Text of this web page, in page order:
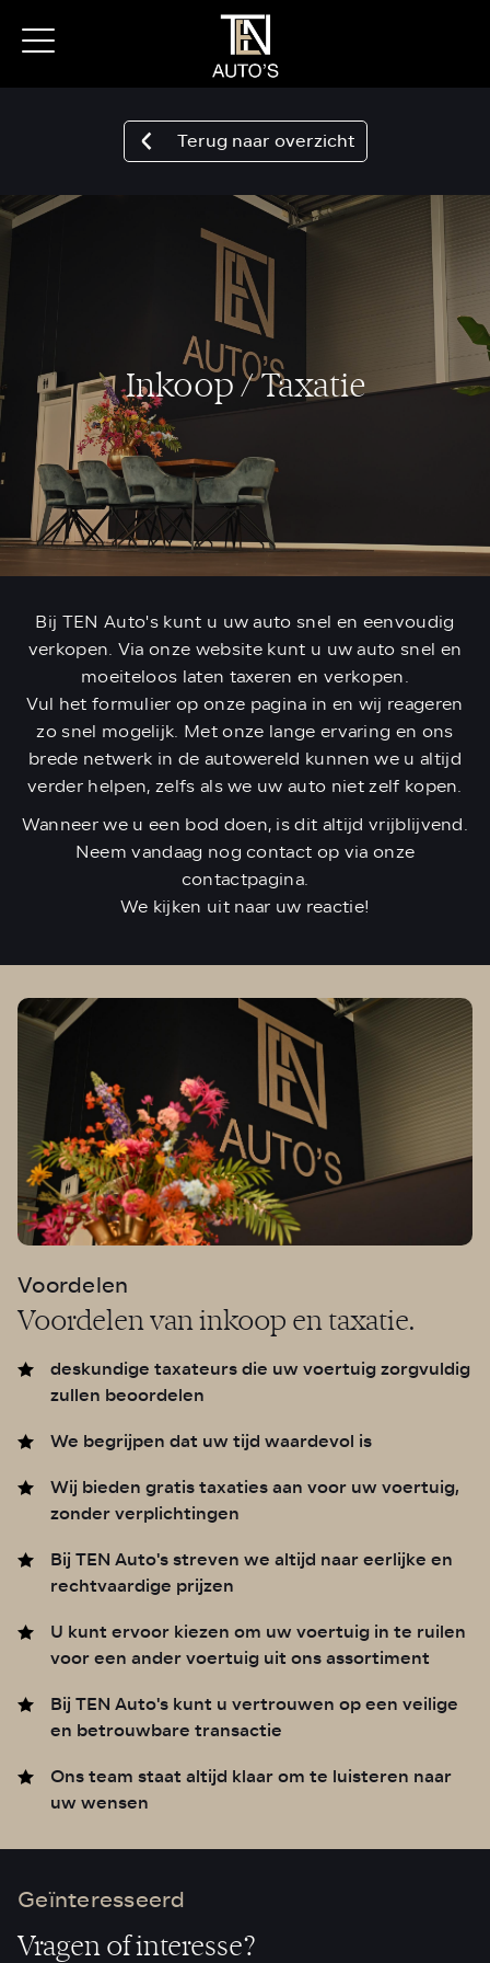
Terug naar overzicht
Inkoop / Taxatie
Bij TEN Auto's kunt u uw auto snel en eenvoudig
verkopen. Via onze website kunt u uw auto snel en
moeiteloos laten taxeren en verkopen.
Vul het formulier op onze pagina in en wij reageren
zo snel mogelijk. Met onze lange ervaring en ons
brede netwerk in de autowereld kunnen we u altijd
verder helpen, zelfs als we uw auto niet zelf kopen.
Wanneer we u een bod doen, is dit altijd vrijblijvend.
Neem vandaag nog contact op via onze
contactpagina.
We kijken uit naar uw reactie!
Voordelen
Voordelen van inkoop en taxatie.
deskundige taxateurs die uw voertuig zorgvuldig
zullen beoordelen
We begrijpen dat uw tijd waardevol is
Wij bieden gratis taxaties aan voor uw voertuig,
zonder verplichtingen
Bij TEN Auto's streven we altijd naar eerlijke en
rechtvaardige prijzen
U kunt ervoor kiezen om uw voertuig in te ruilen
voor een ander voertuig uit ons assortiment
Bij TEN Auto's kunt u vertrouwen op een veilige
en betrouwbare transactie
Ons team staat altijd klaar om te luisteren naar
uw wensen
Geïnteresseerd
Vragen of interesse?